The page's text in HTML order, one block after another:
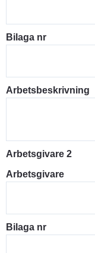
Bilaga nr
Arbetsbeskrivning
Arbetsgivare 2
Arbetsgivare
Bilaga nr